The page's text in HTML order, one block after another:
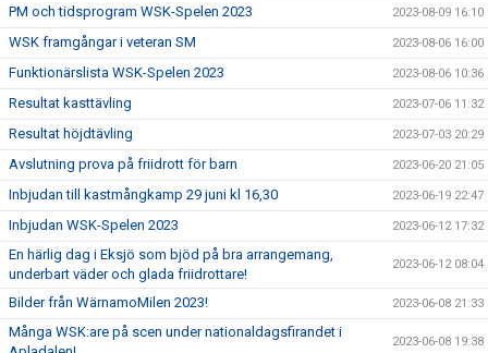
PM och tidsprogram WSK-Spelen 2023 2023-08-09 16:10
WSK framgångar i veteran SM 2023-08-06 16:00
Funktionärslista WSK-Spelen 2023 2023-08-06 10:36
Resultat kasttävling 2023-07-06 11:32
Resultat höjdtävling 2023-07-03 20:29
Avslutning prova på friidrott för barn 2023-06-20 21:05
Inbjudan till kastmångkamp 29 juni kl 16,30 2023-06-19 22:47
Inbjudan WSK-Spelen 2023 2023-06-12 17:32
En härlig dag i Eksjö som bjöd på bra arrangemang,
underbart väder och glada friidrottare!
2023-06-12 08:04
Bilder från WärnamoMilen 2023! 2023-06-08 21:33
Många WSK:are på scen under nationaldagsfirandet i
2023-06-08 19:38